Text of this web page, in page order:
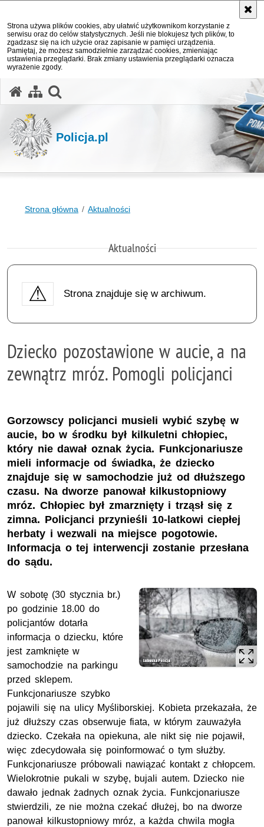
Strona używa plików cookies, aby ułatwić użytkownikom korzystanie z
serwisu oraz do celów statystycznych. Jeśli nie blokujesz tych plików, to
zgadzasz się na ich użycie oraz zapisanie w pamięci urządzenia.
Pamiętaj, że możesz samodzielnie zarządzać cookies, zmieniając
ustawienia przeglądarki. Brak zmiany ustawienia przeglądarki oznacza
wyrażenie zgody.
Policja.pl
Strona główna Aktualności
Aktualności
Strona znajduje się w archiwum.
Dziecko pozostawione w aucie, a na
zewnątrz mróz. Pomogli policjanci
Gorzowscy policjanci musieli wybić szybę w
aucie, bo w środku był kilkuletni chłopiec,
który nie dawał oznak życia. Funkcjonariusze
mieli informacje od świadka, że dziecko
znajduje się w samochodzie już od dłuższego
czasu. Na dworze panował kilkustopniowy
mróz. Chłopiec był zmarznięty i trząsł się z
zimna. Policjanci przynieśli 10-latkowi ciepłej
herbaty i wezwali na miejsce pogotowie.
Informacja o tej interwencji zostanie przesłana
do sądu.
W sobotę (30 stycznia br.)
po godzinie 18.00 do
policjantów dotarła
informacja o dziecku, które
jest zamknięte w
samochodzie na parkingu
przed sklepem.
Funkcjonariusze szybko
pojawili się na ulicy Myśliborskiej. Kobieta przekazała, że
już dłuższy czas obserwuje fiata, w którym zauważyła
dziecko. Czekała na opiekuna, ale nikt się nie pojawił,
więc zdecydowała się poinformować o tym służby.
Funkcjonariusze próbowali nawiązać kontakt z chłopcem.
Wielokrotnie pukali w szybę, bujali autem. Dziecko nie
dawało jednak żadnych oznak życia. Funkcjonariusze
stwierdzili, ze nie można czekać dłużej, bo na dworze
panował kilkustopniowy mróz, a każda chwila mogła